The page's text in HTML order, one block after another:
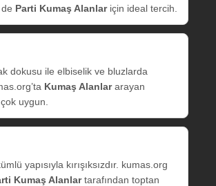
Parti Kumaş Alanlariçin ideal tercih.
dokusu ile elbiselik ve bluzlarda
Kumaş Alanlararayan
uygun.
yapısıyla kırışıksızdır. kumas.org
Kumaş Alanlartarafından toptan